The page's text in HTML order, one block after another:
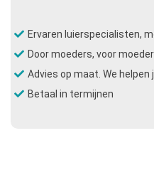
Ervaren luierspecialisten,
Door moeders, voor
Advies op maat. We helpen
Betaal in termijnen